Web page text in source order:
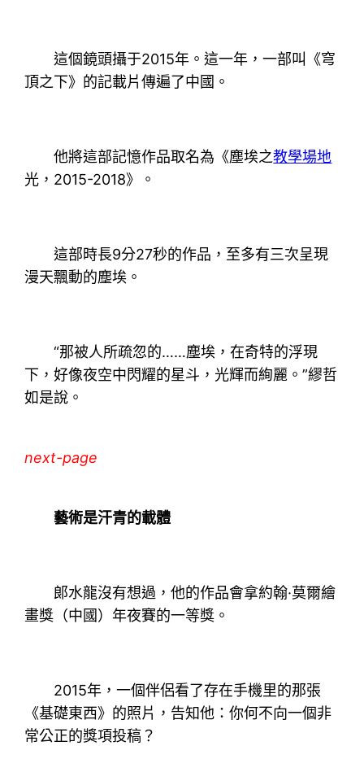
這個鏡頭攝于2015年。這一年，一部叫《穹
頂之下》的記載片傳遍了中國。
他將這部記憶作品取名為《塵埃之教學場地
光，2015-2018》。
這部時長9分27秒的作品，至多有三次呈現
漫天飄動的塵埃。
“那被人所疏忽的……塵埃，在奇特的浮現
下，好像夜空中閃耀的星斗，光輝而絢麗。”繆哲
如是說。
next-page
藝術是汗青的載體
郞水龍沒有想過，他的作品會拿約翰·莫爾繪
畫獎（中國）年夜賽的一等獎。
2015年，一個伴侶看了存在手機里的那張
《基礎東西》的照片，告知他：你何不向一個非
常公正的獎項投稿？